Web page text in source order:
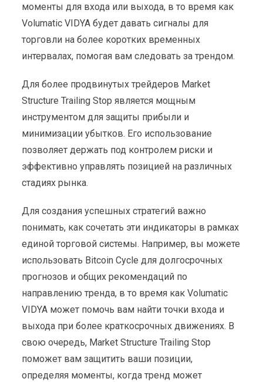
моменты для входа или выхода, в то время как
Volumatic VIDYA будет давать сигналы для
торговли на более коротких временных
интервалах, помогая вам следовать за трендом.
Для более продвинутых трейдеров Market
Structure Trailing Stop является мощным
инструментом для защиты прибыли и
минимизации убытков. Его использование
позволяет держать под контролем риски и
эффективно управлять позицией на различных
стадиях рынка.
Для создания успешных стратегий важно
понимать, как сочетать эти индикаторы в рамках
единой торговой системы. Например, вы можете
использовать Bitcoin Cycle для долгосрочных
прогнозов и общих рекомендаций по
направлению тренда, в то время как Volumatic
VIDYA может помочь вам найти точки входа и
выхода при более краткосрочных движениях. В
свою очередь, Market Structure Trailing Stop
поможет вам защитить ваши позиции,
определяя моменты, когда тренд может